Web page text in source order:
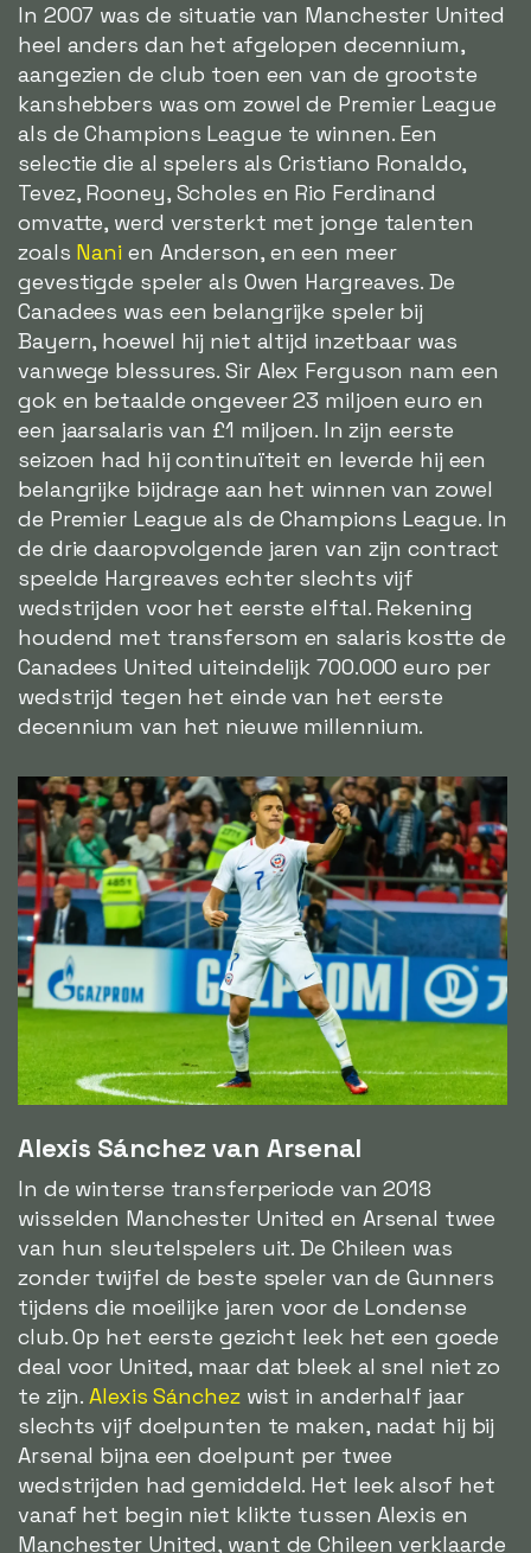
In 2007 was de situatie van Manchester United
heel anders dan het afgelopen decennium,
aangezien de club toen een van de grootste
kanshebbers was om zowel de Premier League
als de Champions League te winnen. Een
selectie die al spelers als Cristiano Ronaldo,
Tevez, Rooney, Scholes en Rio Ferdinand
omvatte, werd versterkt met jonge talenten
zoals Nani en Anderson, en een meer
gevestigde speler als Owen Hargreaves. De
Canadees was een belangrijke speler bij
Bayern, hoewel hij niet altijd inzetbaar was
vanwege blessures. Sir Alex Ferguson nam een
gok en betaalde ongeveer 23 miljoen euro en
een jaarsalaris van £1 miljoen. In zijn eerste
seizoen had hij continuïteit en leverde hij een
belangrijke bijdrage aan het winnen van zowel
de Premier League als de Champions League. In
de drie daaropvolgende jaren van zijn contract
speelde Hargreaves echter slechts vijf
wedstrijden voor het eerste elftal. Rekening
houdend met transfersom en salaris kostte de
Canadees United uiteindelijk 700.000 euro per
wedstrijd tegen het einde van het eerste
decennium van het nieuwe millennium.
Alexis Sánchez van Arsenal
In de winterse transferperiode van 2018
wisselden Manchester United en Arsenal twee
van hun sleutelspelers uit. De Chileen was
zonder twijfel de beste speler van de Gunners
tijdens die moeilijke jaren voor de Londense
club. Op het eerste gezicht leek het een goede
deal voor United, maar dat bleek al snel niet zo
te zijn.Alexis Sánchezwist in anderhalf jaar
slechts vijf doelpunten te maken, nadat hij bij
Arsenal bijna een doelpunt per twee
wedstrijden had gemiddeld. Het leek alsof het
vanaf het begin niet klikte tussen Alexis en
Manchester United, want de Chileen verklaarde